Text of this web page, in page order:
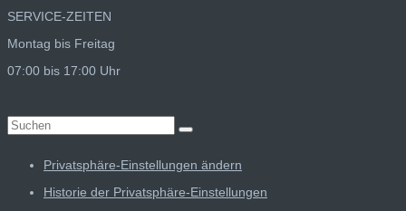
SERVICE-ZEITEN
Montag bis Freitag
07:00 bis 17:00 Uhr
Suchen
Privatsphäre-Einstellungen ändern
Historie der Privatsphäre-Einstellungen